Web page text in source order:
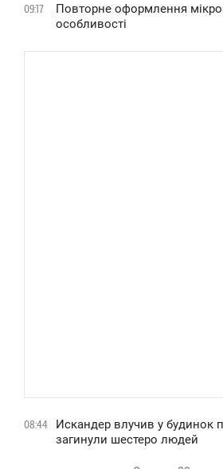
09:17
Повторне оформлення
особливості
08:44
Искандер влучив у будинок
загинули шестеро людей